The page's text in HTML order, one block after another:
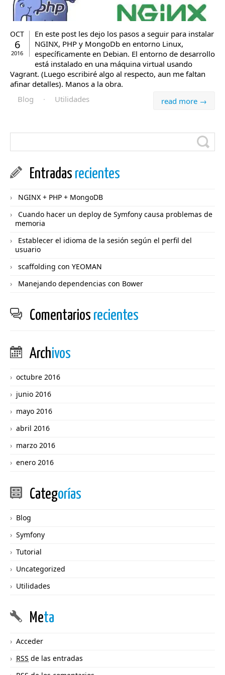
OCT
6
2016
En este post les dejo los pasos a seguir para instalar
NGINX, PHP y MongoDb en entorno Linux,
específicamente en Debian. El entorno de desarrollo
está instalado en una máquina virtual usando
Vagrant. (Luego escribiré algo al respecto, aun me faltan
afinar detalles). Manos a la obra.
read more →
Blog · Utilidades
Entradas recientes
NGINX + PHP + MongoDB
Cuando hacer un deploy de Symfony causa problemas de
memoria
Establecer el idioma de la sesión según el perfil del
usuario
scaffolding con YEOMAN
Manejando dependencias con Bower
Comentarios recientes
Archivos
octubre 2016
junio 2016
mayo 2016
abril 2016
marzo 2016
enero 2016
Categorías
Blog
Symfony
Tutorial
Uncategorized
Utilidades
Meta
Acceder
RSS de las entradas